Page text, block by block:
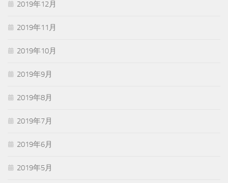
2019年12月
2019年11月
2019年10月
2019年9月
2019年8月
2019年7月
2019年6月
2019年5月